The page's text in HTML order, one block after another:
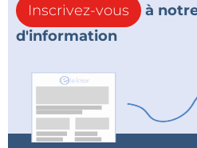
Inscrivez-vous
à
d'information